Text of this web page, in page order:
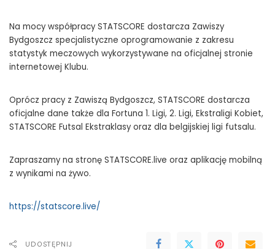
Na mocy współpracy STATSCORE dostarcza Zawiszy
Bydgoszcz specjalistyczne oprogramowanie z zakresu
statystyk meczowych wykorzystywane na oficjalnej stronie
internetowej Klubu.
Oprócz pracy z Zawiszą Bydgoszcz, STATSCORE dostarcza
oficjalne dane także dla Fortuna 1. Ligi, 2. Ligi, Ekstraligi Kobiet,
STATSCORE Futsal Ekstraklasy oraz dla belgijskiej ligi futsalu.
Zapraszamy na stronę STATSCORE.live oraz aplikację mobilną
z wynikami na żywo.
https://statscore.live/
UDOSTĘPNIJ